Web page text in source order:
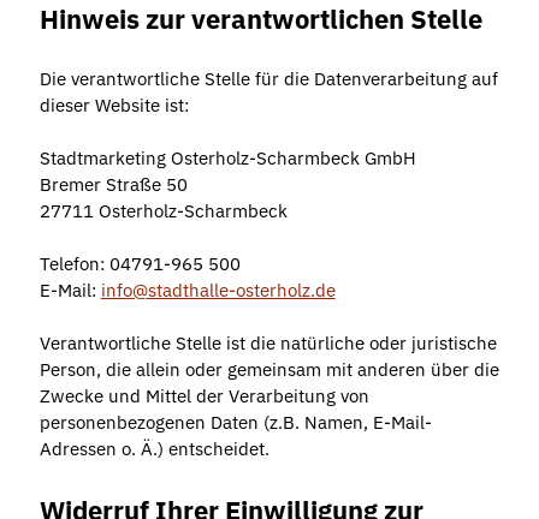
Hinweis zur verantwortlichen Stelle
Die verantwortliche Stelle für die Datenverarbeitung auf
dieser Website ist:
Stadtmarketing Osterholz-Scharmbeck GmbH
Bremer Straße 50
27711 Osterholz-Scharmbeck
Telefon: 04791-965 500
E-Mail: info stadthalle-osterholz.de
Verantwortliche Stelle ist die natürliche oder juristische
Person, die allein oder gemeinsam mit anderen über die
Zwecke und Mittel der Verarbeitung von
personenbezogenen Daten (z.B. Namen, E-Mail-
Adressen o. Ä.) entscheidet.
Widerruf Ihrer Einwilligung zur